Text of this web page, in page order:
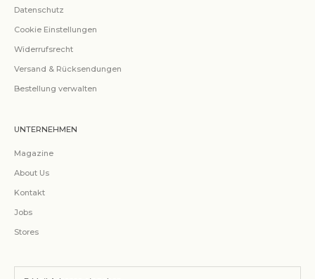
Datenschutz
Cookie Einstellungen
Widerrufsrecht
Versand & Rücksendungen
Bestellung verwalten
UNTERNEHMEN
Magazine
About Us
Kontakt
Jobs
Stores